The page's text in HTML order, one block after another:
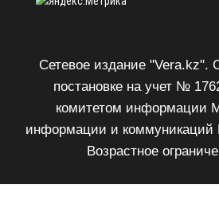
Сетевое издание "Vera.kz".
постановке на учет №
комитетом информации
информации и коммуникаций
Возрастное